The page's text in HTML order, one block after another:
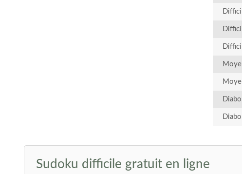
Sudoku difficile gratuit en ligne